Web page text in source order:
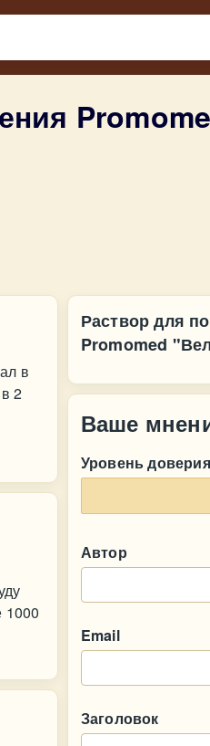
в
2
1000
Раствор для
Promomed
Ваше
Уровень доверия
Автор
Email
Заголовок